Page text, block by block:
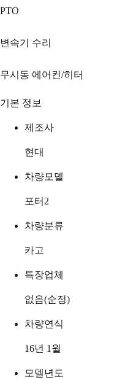
PTO
변속기 수리
무시동 에어컨/히터
기본 정보
제조사
현대
차량모델
포터2
차량분류
카고
특장업체
없음(순정)
차량연식
16년 1월
모델년도